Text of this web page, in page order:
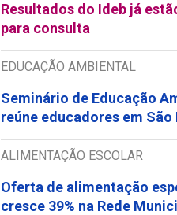
Resultados do Ideb já
para consulta
EDUCAÇÃO AMBIENTAL
Seminário de Educação
reúne educadores em São
ALIMENTAÇÃO ESCOLAR
Oferta de alimentação
cresce 39% na Rede